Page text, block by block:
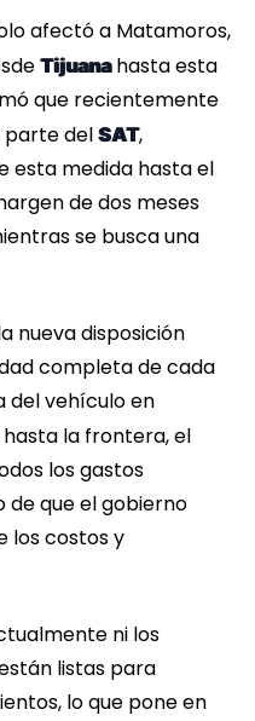
afectó a Matamoros,
Tijuanahasta esta
que recientemente
parte del SAT,
esta medida hasta el
de dos meses
se busca una
nueva disposición
completa de cada
del vehículo en
hasta la frontera, el
los gastos
de que el gobierno
los costos y
ni los
listas para
lo que pone en